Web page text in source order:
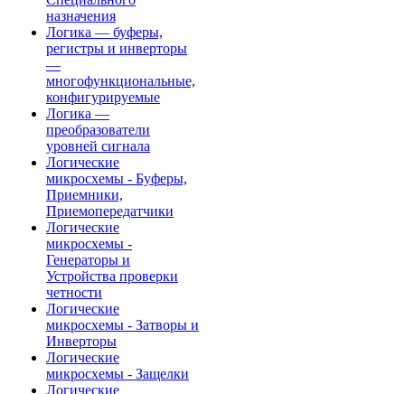
назначения
Логика — буферы,
регистры и инверторы
—
многофункциональные,
конфигурируемые
Логика —
преобразователи
уровней сигнала
Логические
микросхемы - Буферы,
Приемники,
Приемопередатчики
Логические
микросхемы -
Генераторы и
Устройства проверки
четности
Логические
микросхемы - Затворы и
Инверторы
Логические
микросхемы - Защелки
Логические